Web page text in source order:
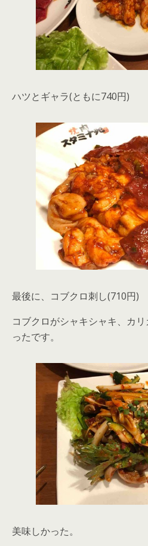
ハツとギャラ(ともに740円)
最後に、コブクロ刺し(710円)
コブクロがシャキシャキ、カ
ったです。
美味しかった。